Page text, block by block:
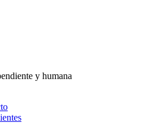
y humana